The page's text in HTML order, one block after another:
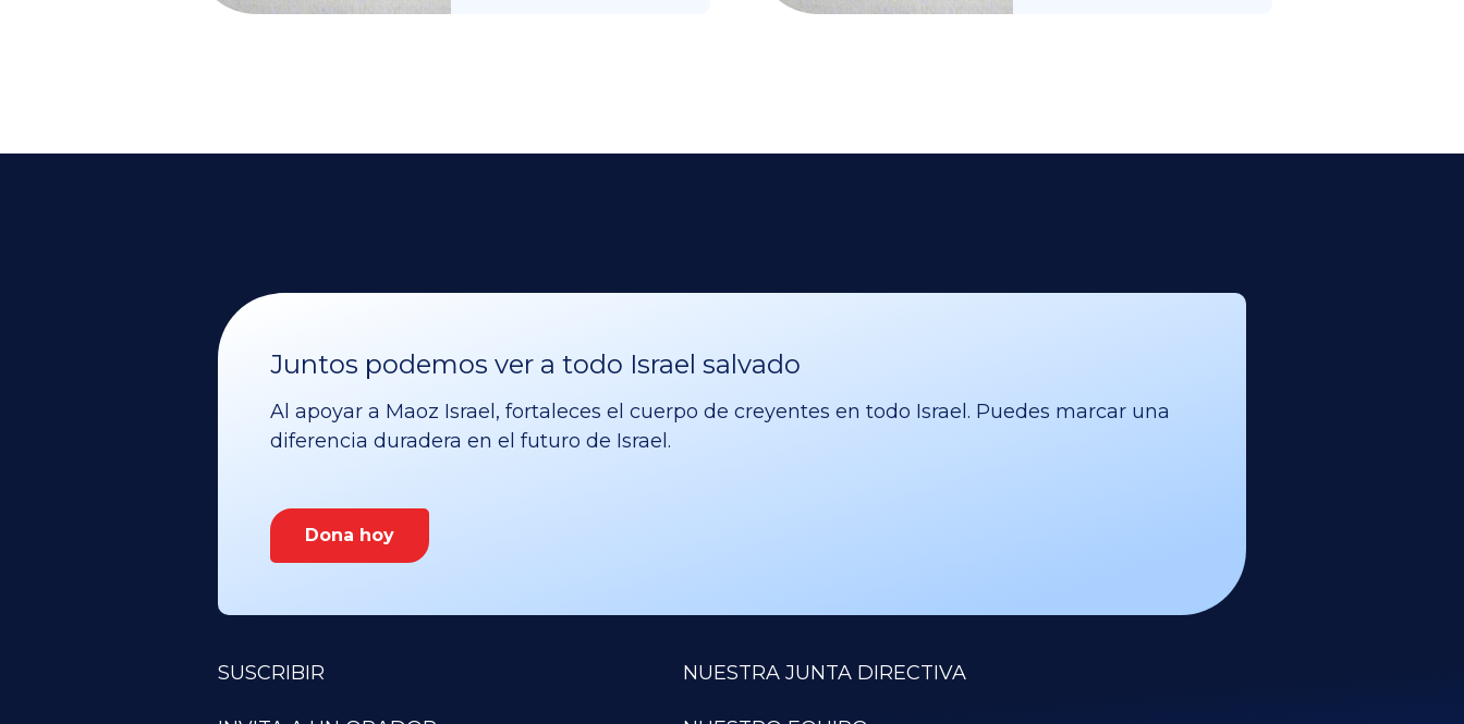
Juntos podemos ver a todo Israel salvado
Al apoyar a Maoz Israel, fortaleces el cuerpo de creyentes en todo Israel. Puedes marcar una
diferencia duradera en el futuro de Israel.
Dona hoy
SUSCRIBIR NUESTRA JUNTA DIRECTIVA